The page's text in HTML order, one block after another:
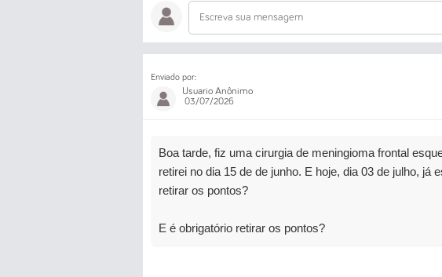
Escreva sua mensagem
Enviado por:
Usuario Anônimo
03/07/2026
Boa tarde, fiz uma cirurgia de meningioma frontal
retirei no dia 15 de de junho. E hoje, dia 03 de julho, já
retirar os pontos?
E é obrigatório retirar os pontos?